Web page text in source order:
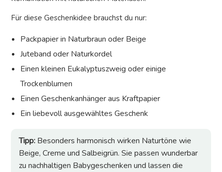
Für diese Geschenkidee brauchst du nur:
Packpapier in Naturbraun oder Beige
Juteband oder Naturkordel
Einen kleinen Eukalyptuszweig oder einige
Trockenblumen
Einen Geschenkanhänger aus Kraftpapier
Ein liebevoll ausgewähltes Geschenk
Tipp: Besonders harmonisch wirken Naturtöne wie
Beige, Creme und Salbeigrün. Sie passen wunderbar
zu nachhaltigen Babygeschenken und lassen die